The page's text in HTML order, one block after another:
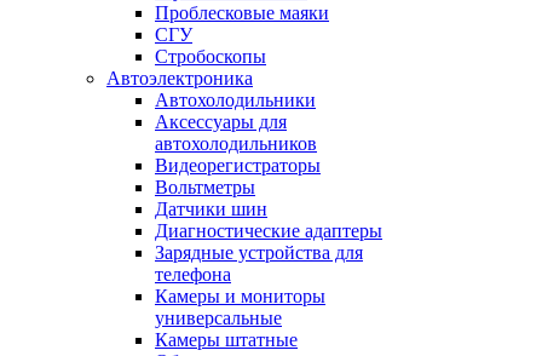
Проблесковые маяки
СГУ
Стробоскопы
Автоэлектроника
Автохолодильники
Аксессуары для
автохолодильников
Видеорегистраторы
Вольтметры
Датчики шин
Диагностические адаптеры
Зарядные устройства для
телефона
Камеры и мониторы
универсальные
Камеры штатные